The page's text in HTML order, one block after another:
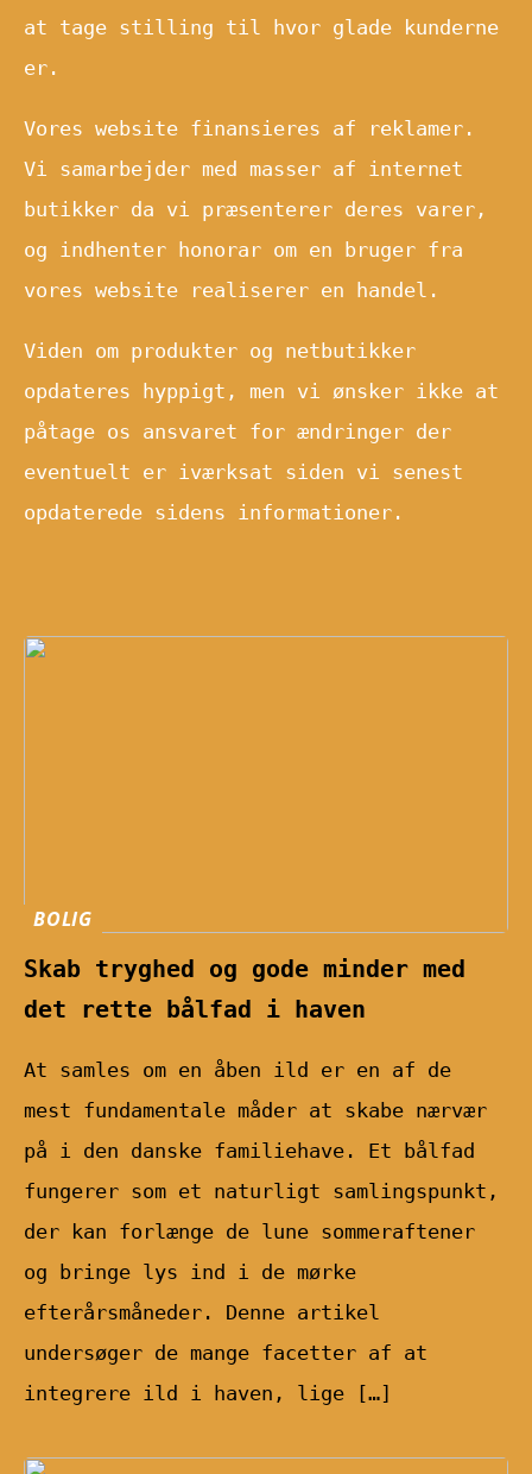
at tage stilling til hvor glade kunderne
er.
Vores website finansieres af reklamer.
Vi samarbejder med masser af internet
butikker da vi præsenterer deres varer,
og indhenter honorar om en bruger fra
vores website realiserer en handel.
Viden om produkter og netbutikker
opdateres hyppigt, men vi ønsker ikke at
påtage os ansvaret for ændringer der
eventuelt er iværksat siden vi senest
opdaterede sidens informationer.
BOLIG
Skab tryghed og gode minder med
det rette bålfad i haven
At samles om en åben ild er en af de
mest fundamentale måder at skabe nærvær
på i den danske familiehave. Et bålfad
fungerer som et naturligt samlingspunkt,
der kan forlænge de lune sommeraftener
og bringe lys ind i de mørke
efterårsmåneder. Denne artikel
undersøger de mange facetter af at
integrere ild i haven, lige […]